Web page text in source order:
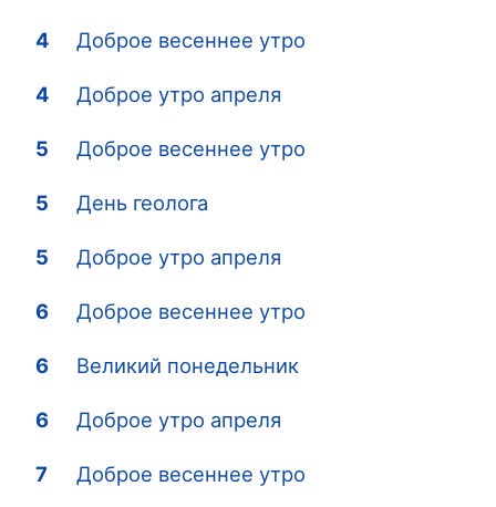
4 Доброе весеннее утро
4 Доброе утро апреля
5 Доброе весеннее утро
5 День геолога
5 Доброе утро апреля
6 Доброе весеннее утро
6 Великий понедельник
6 Доброе утро апреля
7 Доброе весеннее утро